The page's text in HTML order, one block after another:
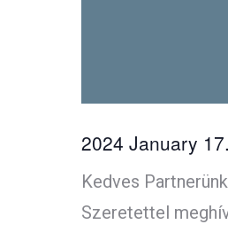
2024 January 17.
Kedves
Szeretettel